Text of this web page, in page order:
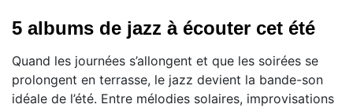
5 albums de jazz à écouter cet été
Quand les journées s’allongent et que les soirées se
prolongent en terrasse, le jazz devient la bande-son
idéale de l’été. Entre mélodies solaires, improvisations